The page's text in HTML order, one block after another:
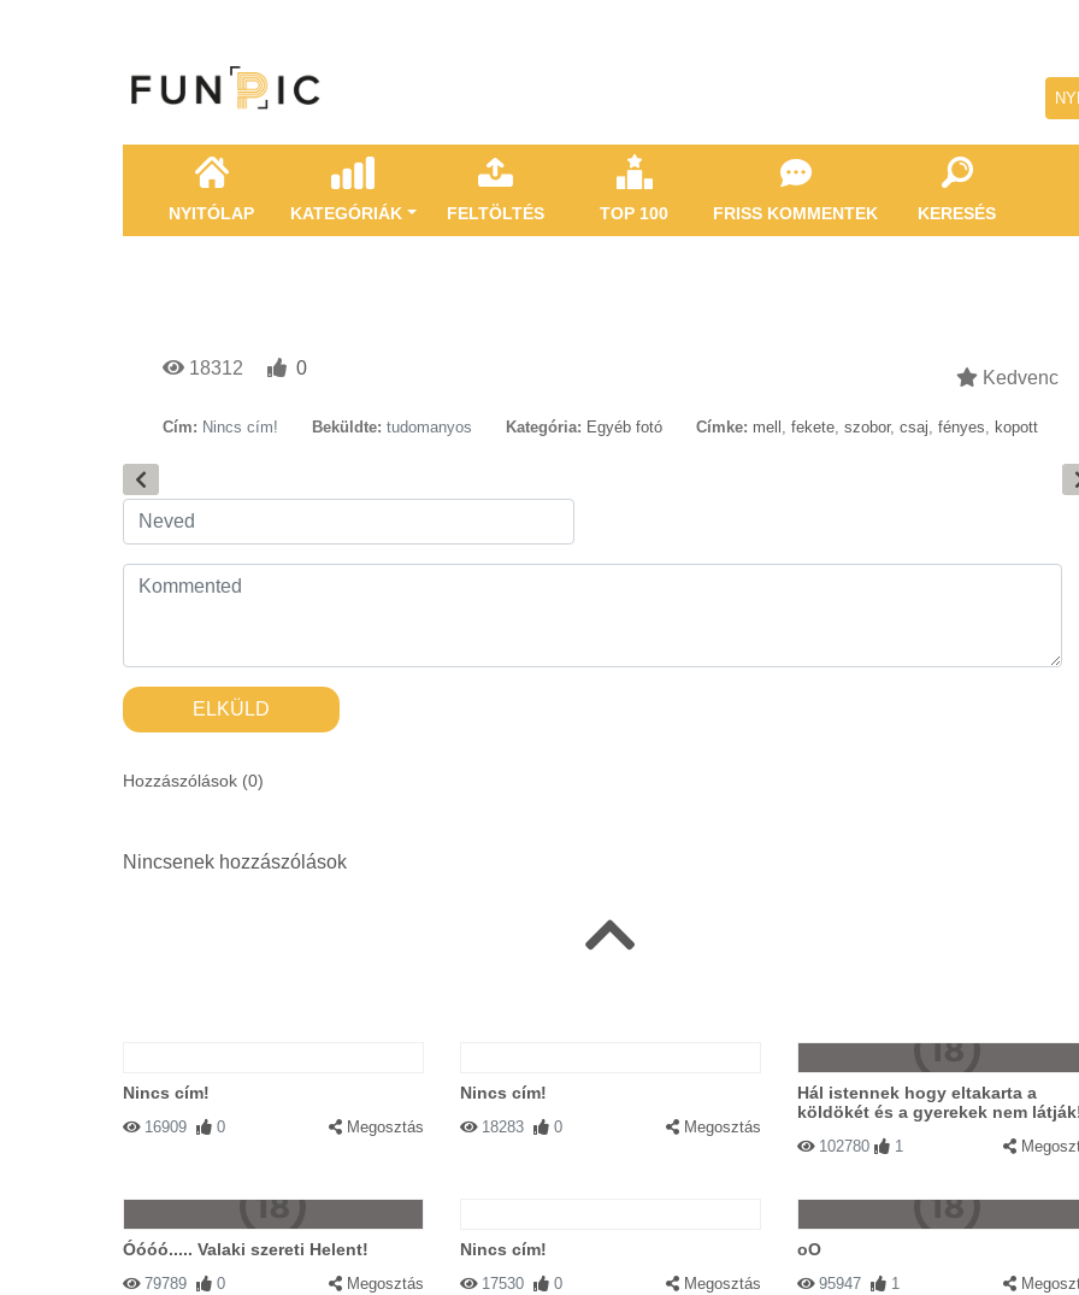
NYITÓLAP KATEGÓRIÁK FELTÖLTÉS TOP 100 FRISS KOMMENTEK KERESÉS
18312 0 Kedvenc
Cím: Nincs cím! Beküldte: tudomanyos Kategória: Egyéb fotó Címke: mell , fekete, szobor, csaj, fényes, kopott
ELKÜLD
Hozzászólások (0)
Nincsenek hozzászólások
Nincs cím!
16909 0 Megosztás
Nincs cím!
18283 0 Megosztás
Hál istennek hogy eltakarta a
köldökét és a gyerekek nem
102780 1
Óóóó..... Valaki szereti Helent!
79789 0 Megosztás
Nincs cím!
17530 0 Megosztás
oO
95947 1